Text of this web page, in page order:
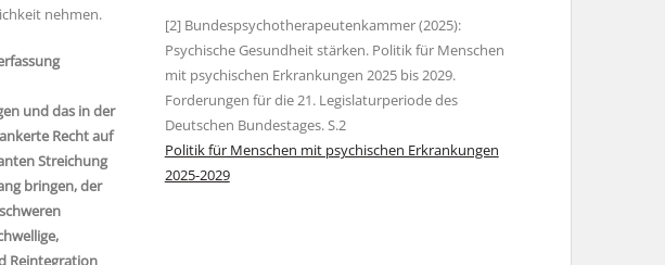
nehmen.
und das in der
Recht auf
Streichung
bringen, der
Reintegration
[2] Bundespsychotherapeutenkammer (2025):
Psychische Gesundheit stärken. Politik für Menschen
mit psychischen Erkrankungen 2025 bis 2029.
Forderungen für die 21. Legislaturperiode des
Deutschen Bundestages. S.2
Politik für Menschen mit psychischen Erkrankungen
2025-2029